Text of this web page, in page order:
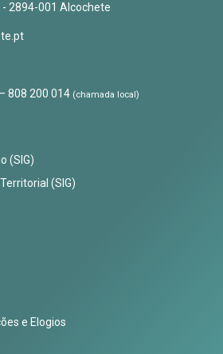
- 2894-001 Alcochete
808 200 014 (chamada local)
(SIG)
(SIG)
e Elogios